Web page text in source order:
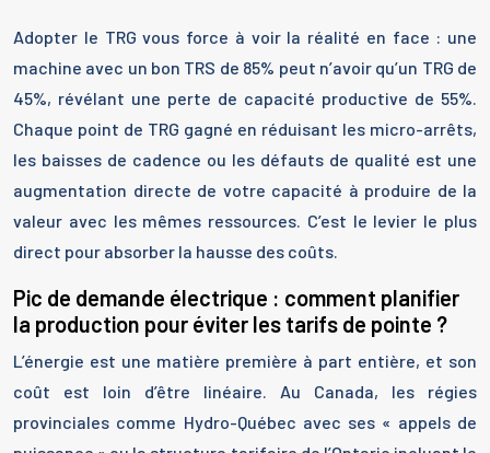
Adopter le TRG vous force à voir la réalité en face : une
machine avec un bon TRS de 85% peut n’avoir qu’un TRG de
45%, révélant une perte de capacité productive de 55%.
Chaque point de TRG gagné en réduisant les micro-arrêts,
les baisses de cadence ou les défauts de qualité est une
augmentation directe de votre capacité à produire de la
valeur avec les mêmes ressources. C’est le levier le plus
direct pour absorber la hausse des coûts.
Pic de demande électrique : comment planifier
la production pour éviter les tarifs de pointe ?
L’énergie est une matière première à part entière, et son
coût est loin d’être linéaire. Au Canada, les régies
provinciales comme Hydro-Québec avec ses « appels de